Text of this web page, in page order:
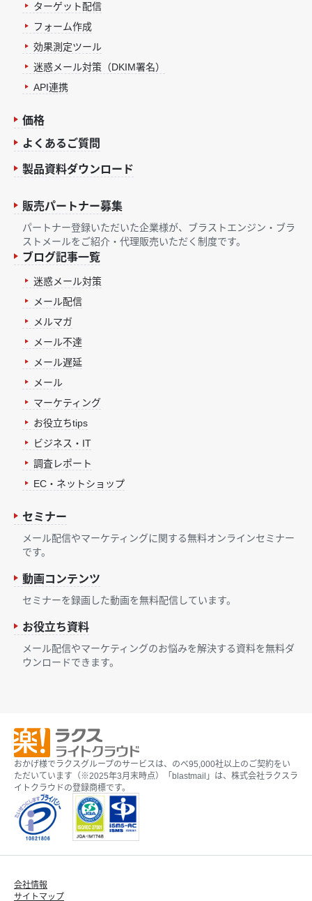
ターゲット配信
フォーム作成
効果測定ツール
迷惑メール対策（DKIM署名）
API連携
価格
よくあるご質問
製品資料ダウンロード
販売パートナー募集
パートナー登録いただいた企業様が、ブラストエンジン・ブラ
ストメールをご紹介・代理販売いただく制度です。
ブログ記事一覧
迷惑メール対策
メール配信
メルマガ
メール不達
メール遅延
メール
マーケティング
お役立ちtips
ビジネス・IT
調査レポート
EC・ネットショップ
セミナー
メール配信やマーケティングに関する無料オンラインセミナー
です。
動画コンテンツ
セミナーを録画した動画を無料配信しています。
お役立ち資料
メール配信やマーケティングのお悩みを解決する資料を無料ダ
ウンロードできます。
おかげ様でラクスグループのサービスは、のべ95,000社以上のご契約をい
ただいています（※2025年3月末時点）「blastmail」は、株式会社ラクスラ
イトクラウドの登録商標です。
会社情報
サイトマップ